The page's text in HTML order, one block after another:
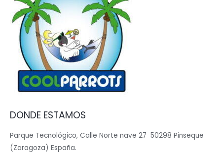
DONDE ESTAMOS
Parque Tecnológico, Calle Norte nave 27 50298 Pinseque
(Zaragoza) España.